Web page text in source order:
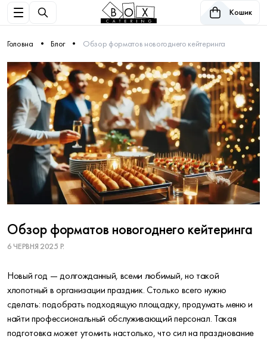
Кошик
Головна Блог Обзор форматов новогоднего кейтеринга
Обзор форматов новогоднего кейтеринга
6 ЧЕРВНЯ 2025 Р.
Новый год — долгожданный, всеми любимый, но такой
хлопотный в организации праздник. Столько всего нужно
сделать: подобрать подходящую площадку, продумать меню и
найти профессиональный обслуживающий персонал. Такая
подготовка может утомить настолько, что сил на празднование